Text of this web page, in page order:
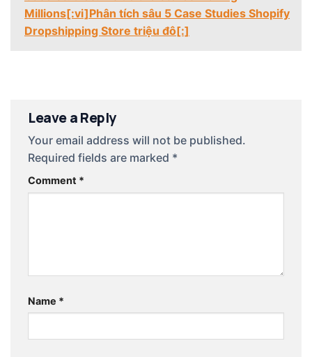
Millions[:vi]Phân tích sâu 5 Case Studies Shopify
Dropshipping Store triệu đô[:]
Leave a Reply
Your email address will not be published.
Required fields are marked *
Comment *
Name *